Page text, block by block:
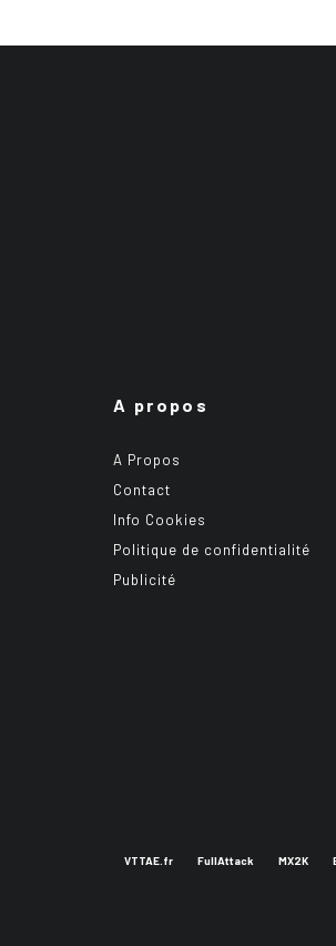
A propos
A Propos
Contact
Info Cookies
Politique de confidentialité
Publicité
VTTAE.fr FullAttack MX2K